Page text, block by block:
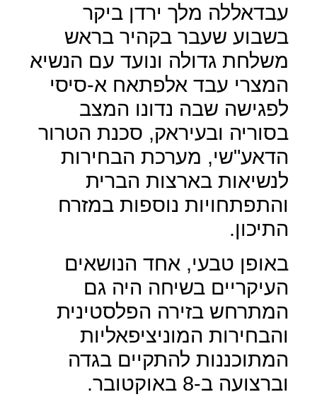
עבדאללה מלך ירדן ביקר
בשבוע שעבר בקהיר בראש
משלחת גדולה ונועד עם הנשיא
המצרי עבד אלפתאח א-סיסי
לפגישה שבה נדונו המצב
בסוריה ובעיראק, סכנת הטרור
הדאע"שי, מערכת הבחירות
לנשיאות בארצות הברית
והתפתחויות נוספות במזרח
התיכון.
באופן טבעי, אחד הנושאים
העיקריים בשיחה היה גם
המתרחש בזירה הפלסטינית
והבחירות המוניציפאליות
המתוכננות להתקיים בגדה
וברצועה ב-8 באוקטובר.